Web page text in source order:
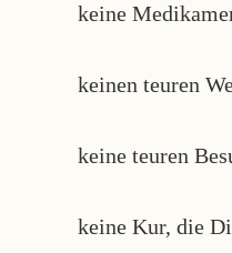
keine
keinen teuren
keine teuren
keine Kur, die